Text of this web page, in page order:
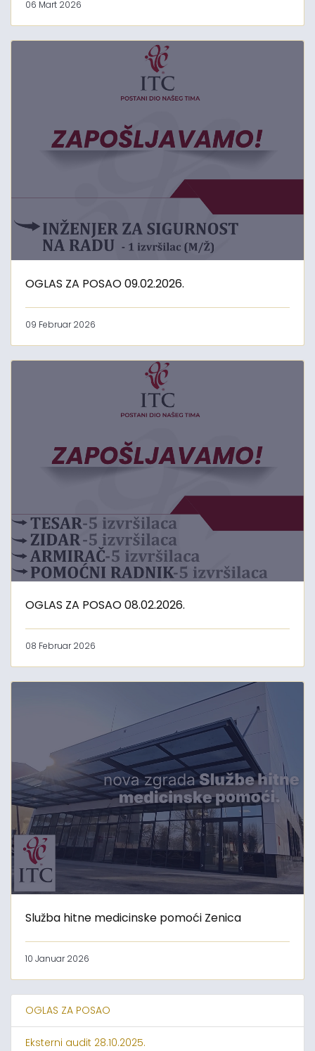
06 Mart 2026
OGLAS ZA POSAO 09.02.2026.
09 Februar 2026
OGLAS ZA POSAO 08.02.2026.
08 Februar 2026
Služba hitne medicinske pomoći Zenica
10 Januar 2026
OGLAS ZA POSAO
Eksterni audit 28.10.2025.